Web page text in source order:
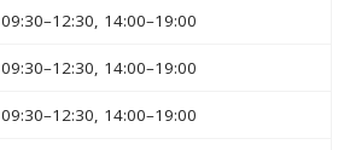
09:30–12:30, 14:00–19:00
09:30–12:30, 14:00–19:00
09:30–12:30, 14:00–19:00